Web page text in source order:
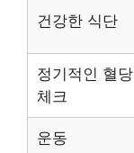
건강한 식단
정기적인 혈당
체크
운동